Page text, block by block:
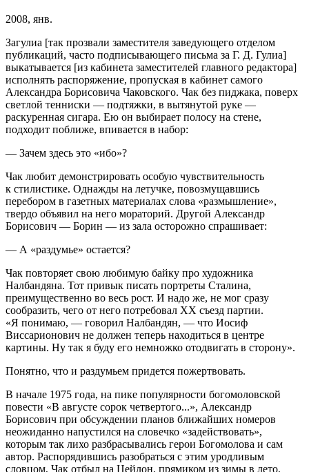
2008, янв.
Загулиа [так прозвали заместителя заведующего отделом
публикаций, часто подписывающего письма за Г. Д. Гулиа]
выкатывается [из кабинета заместителей главного редактора]
исполнять распоряжение, пропуская в кабинет самого
Александра Борисовича Чаковского. Чак без пиджака, поверх
светлой тенниски — подтяжки, в вытянутой руке —
раскуренная сигара. Ею он выбирает полосу на стене,
подходит поближе, впивается в набор:
— Зачем здесь это «ибо»?
Чак любит демонстрировать особую чувствительность
к стилистике. Однажды на летучке, повозмущавшись
перебором в газетных материалах слова «размышление»,
твердо объявил на него мораторий. Другой Александр
Борисович — Борин — из зала осторожно спрашивает:
— А «раздумье» остается?
Чак повторяет свою любимую байку про художника
Налбандяна. Тот привык писать портреты Сталина,
преимущественно во весь рост. И надо же, не мог сразу
сообразить, чего от него потребовал ХХ съезд партии.
«Я понимаю, — говорил Налбандян, — что Иосиф
Виссарионович не должен теперь находиться в центре
картины. Ну так я буду его немножко отодвигать в сторону».
Понятно, что и раздумьем придется пожертвовать.
В начале 1975 года, на пике популярности богомоловской
повести «В августе сорок четвертого...», Александр
Борисович при обсуждении планов ближайших номеров
неожиданно напустился на словечко «задействовать»,
которым так лихо разбрасывались герои Богомолова и сам
автор. Распорядившись разобраться с этим уродливым
словцом, Чак отбыл на Цейлон, прямиком из зимы в лето,